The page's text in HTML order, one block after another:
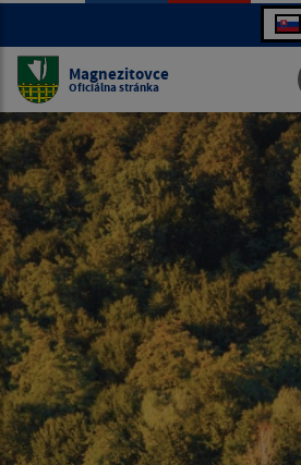
Magnezitovce
Oficiálna stránka